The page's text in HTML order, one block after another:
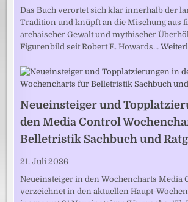
Das Buch verortet sich klar innerhalb der
Tradition und knüpft an die Mischung aus
archaischer Gewalt und mythischer
Figurenbild seit Robert E. Howards…
Neueinsteiger und
den Media Control
Belletristik Sachbuch und
21. Juli 2026
Neueinsteiger in den Wochencharts Media
verzeichnet in den aktuellen Haupt-